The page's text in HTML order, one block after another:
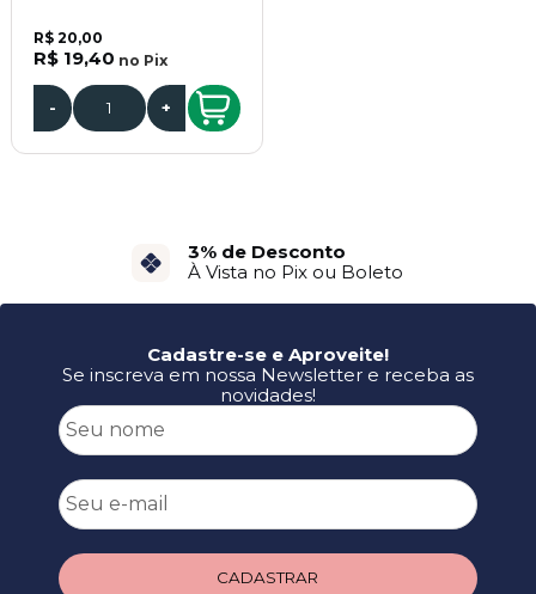
R$ 20,00
R$ 19,40 no Pix
- +
3% de Desconto
À Vista no Pix ou Boleto
Cadastre-se e Aproveite!
Se inscreva em nossa Newsletter e receba as
novidades!
CADASTRAR